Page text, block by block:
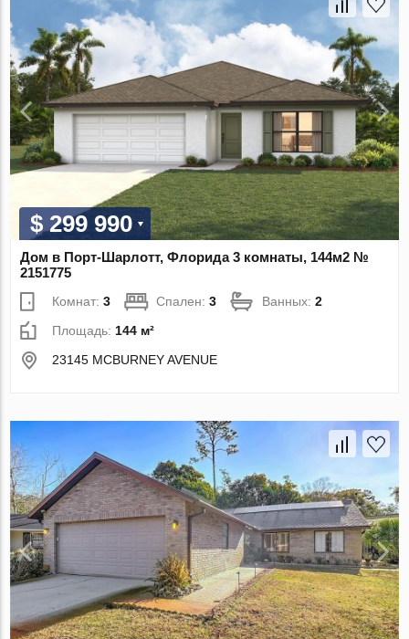
$ 299 990
Дом в Порт-Шарлотт, Флорида 3 комнаты, 144м2 №
2151775
Комнат:3 Спален:3 Ванных:2
Площадь: 144 м²
23145 MCBURNEY AVENUE